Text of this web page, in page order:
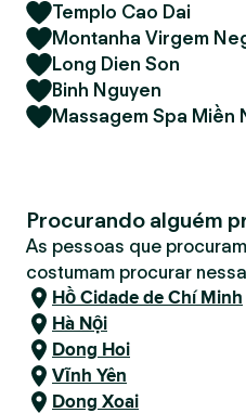
Templo Cao Dai
Montanha Virgem
Long Dien Son
Binh Nguyen
Massagem Spa Miền
Procurando alguém
As pessoas que
costumam procurar
Hồ Cidade de Chí Minh
Hà Nội
Dong Hoi
Vĩnh Yên
Dong Xoai